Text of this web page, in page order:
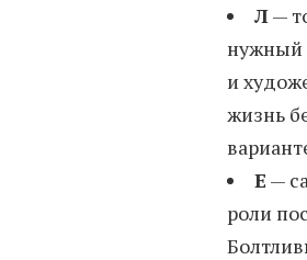
Л—
нужный
и
жизнь
Е —
роли